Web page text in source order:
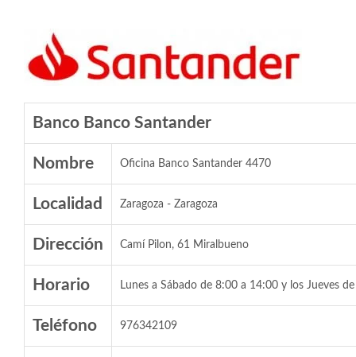
Banco Banco Santander
Nombre Oficina Banco Santander 4470
Localidad Zaragoza - Zaragoza
Dirección Camí Pilon, 61 Miralbueno
Horario Lunes a Sábado de 8:00 a 14:00 y los Jueves
Teléfono 976342109